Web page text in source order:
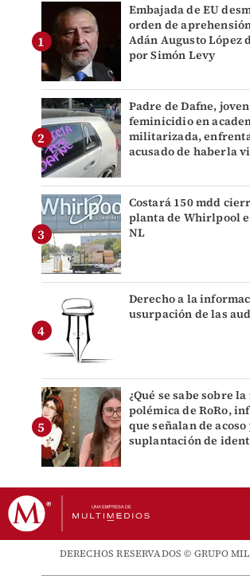
Embajada de EU
orden de
Adán Augusto López
por Simón Levy
Padre de Dafne,
feminicidio en
militarizada,
acusado de haberla vi
Costará 150 mdd
planta de Whirlpool
NL
Derecho a la
usurpación de las
¿Qué se sabe sobre
polémica de RoRo,
que señalan de acoso
suplantación de
DERECHOS RESERVADOS © GRUPO